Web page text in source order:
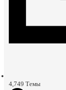
4,749 Темы